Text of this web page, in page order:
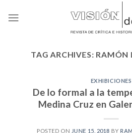
TAG ARCHIVES: RAMÓN
EXHIBICIONES
De lo formal a la
Medina Cruz en
POSTED ON JUNE 15, 2018 BY